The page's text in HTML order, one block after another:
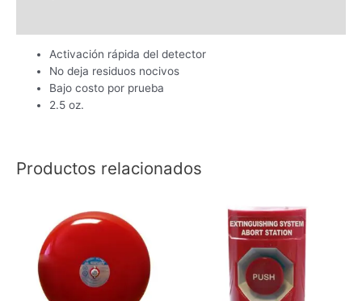
Activación rápida del detector
No deja residuos nocivos
Bajo costo por prueba
2.5 oz.
Productos relacionados